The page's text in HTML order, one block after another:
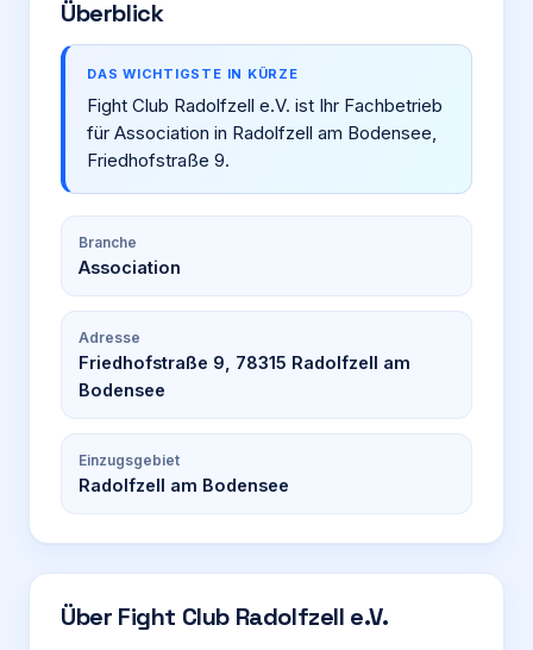
Überblick
DAS WICHTIGSTE IN KÜRZE
Fight Club Radolfzell e.V. ist Ihr Fachbetrieb
für Association in Radolfzell am Bodensee,
Friedhofstraße 9.
Branche
Association
Adresse
Friedhofstraße 9, 78315 Radolfzell am
Bodensee
Einzugsgebiet
Radolfzell am Bodensee
Über Fight Club Radolfzell e.V.